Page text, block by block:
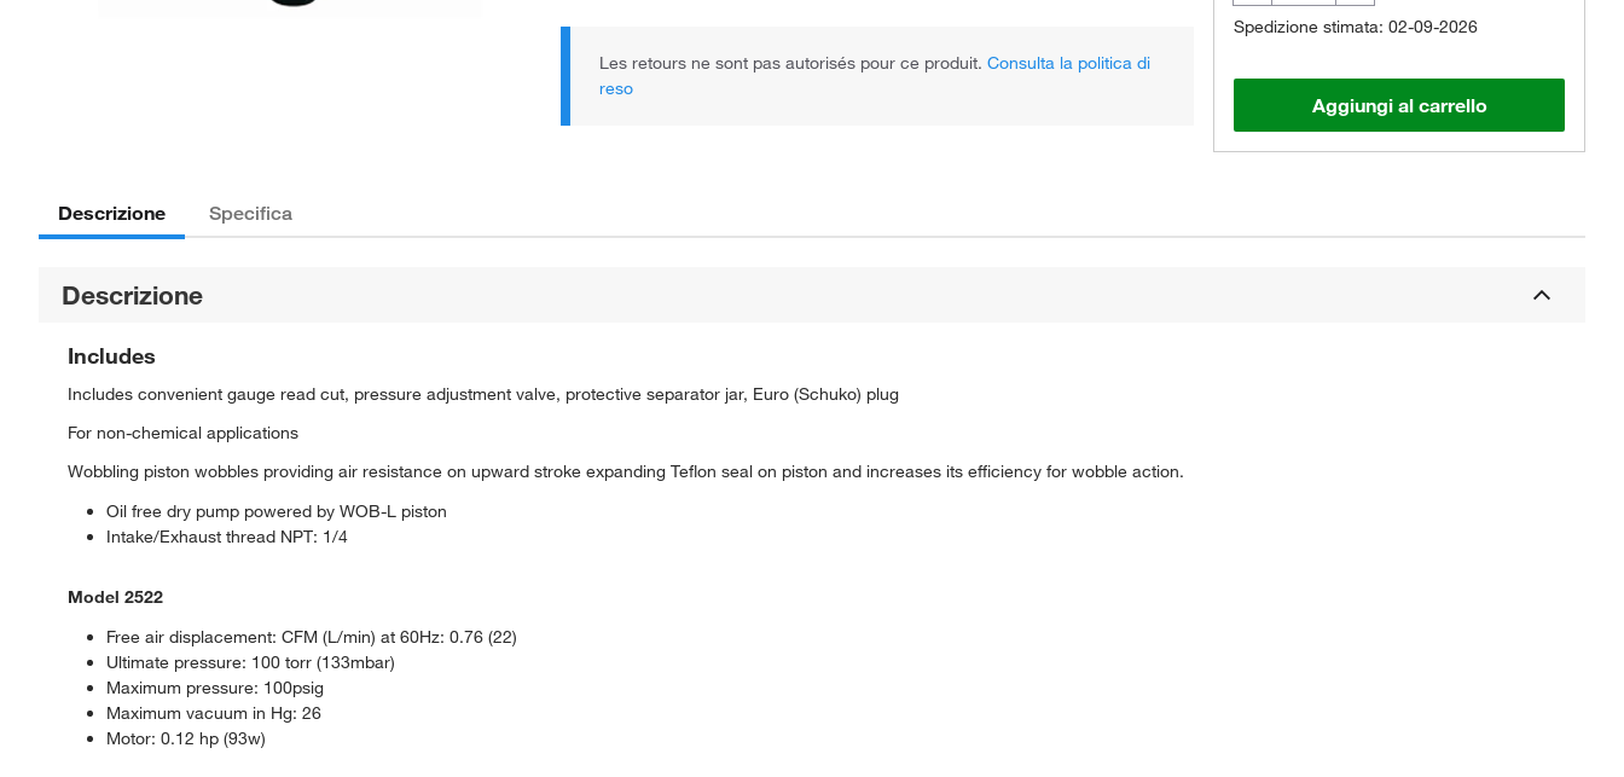
Les retours ne sont pas autorisés pour ce produit. Consulta la politica di
reso
Spedizione stimata: 02-09-2026
Aggiungi al carrello
Descrizione Specifica
Descrizione
Includes
Includes convenient gauge read cut, pressure adjustment valve, protective separator jar, Euro (Schuko) plug
For non-chemical applications
Wobbling piston wobbles providing air resistance on upward stroke expanding Teflon seal on piston and increases its efficiency for wobble action.
Oil free dry pump powered by WOB-L piston
Intake/Exhaust thread NPT: 1/4
Model 2522
Free air displacement: CFM (L/min) at 60Hz: 0.76 (22)
Ultimate pressure: 100 torr (133mbar)
Maximum pressure: 100psig
Maximum vacuum in Hg: 26
Motor: 0.12 hp (93w)